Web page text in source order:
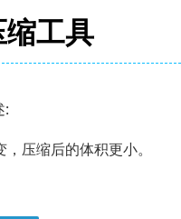
工具
:
压缩后的体积更小。